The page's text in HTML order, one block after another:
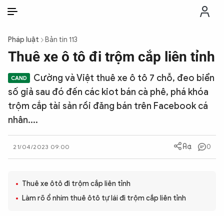
THỜI SỰ
CHỐNG DIỄN BIẾN HÒA BÌNH
CÔNG AN TRONG LÒNG DÂN
XÃ HỘI
Pháp luật Bản tin 113
Thuê xe ô tô đi trộm cắp liên tỉnh
Cường và Việt thuê xe ô tô 7 chỗ, đeo biển
số giả sau đó đến các kiot bán cà phê, phá khóa
trộm cắp tài sản rồi đăng bán trên Facebook cá
nhân....
21/04/2023 09:00 0
Thuê xe ôtô đi trộm cắp liên tỉnh
Làm rõ ổ nhím thuê ôtô tự lái đi trộm cắp liên tỉnh